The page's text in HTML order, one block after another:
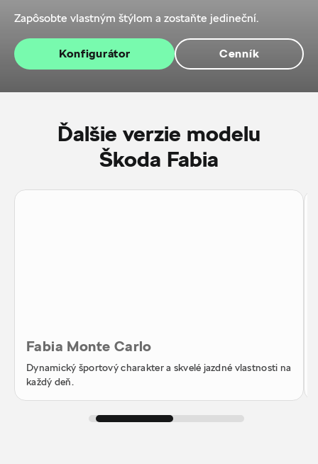
Zapôsobte vlastným štýlom a zostaňte jedineční.
Konfigurátor Cenník
Ďalšie verzie modelu
Škoda Fabia
Fabia Monte Carlo
Dynamický športový charakter a skvelé jazdné vlastnosti na
každý deň.